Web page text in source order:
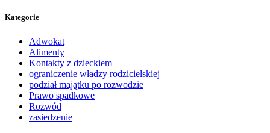
Kategorie
Adwokat
Alimenty
Kontakty z dzieckiem
ograniczenie władzy rodzicielskiej
podział majątku po rozwodzie
Prawo spadkowe
Rozwód
zasiedzenie